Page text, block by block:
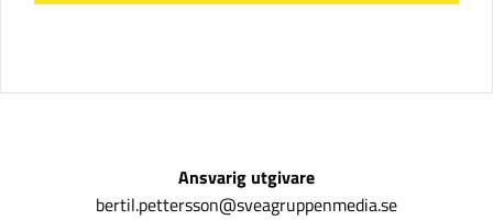
Ansvarig utgivare
bertil.pettersson@sveagruppenmedia.se